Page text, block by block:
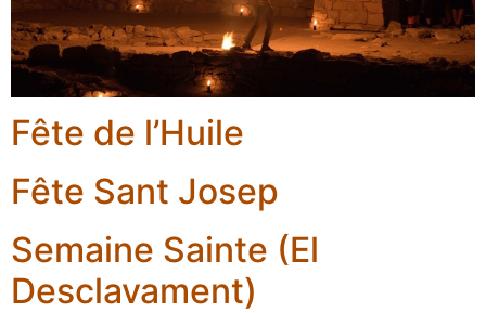
Fête de l’Huile
Fête Sant Josep
Semaine Sainte (El
Desclavament)